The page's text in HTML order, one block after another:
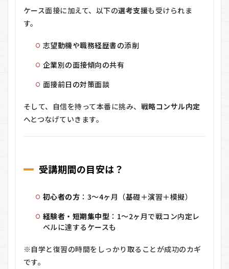
ケース面接に加えて、以下の選考支援も受けられま
す。
志望動機や職務経歴書の添削
企業別の面接傾向の共有
面接前日の対策面談
そして、自信を持って本番に挑み、 戦略コンサル内定
へとつなげていきます。
受講期間の目安は？
初心者の方 ：3〜4ヶ月（基礎＋演習＋模擬）
経験者・短期集中型 ：1〜2ヶ月で戦コン内定レ
ベルに達するケースも
※自学と復習の時間をしっかり取ることが成功のカギ
です。